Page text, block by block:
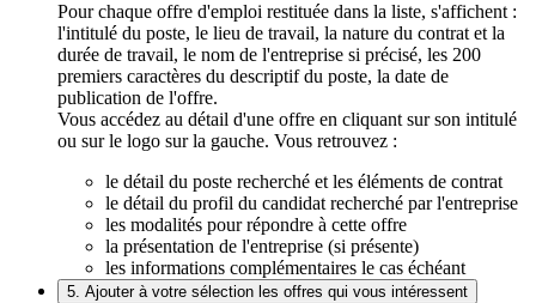
Pour chaque offre d'emploi restituée dans la liste, s'affichent :
l'intitulé du poste, le lieu de travail, la nature du contrat et la
durée de travail, le nom de l'entreprise si précisé, les 200
premiers caractères du descriptif du poste, la date de
publication de l'offre.
Vous accédez au détail d'une offre en cliquant sur son intitulé
ou sur le logo sur la gauche. Vous retrouvez :
le détail du poste recherché et les éléments de contrat
le détail du profil du candidat recherché par l'entreprise
les modalités pour répondre à cette offre
la présentation de l'entreprise (si présente)
les informations complémentaires le cas échéant
5. Ajouter à votre sélection les offres qui vous intéressent